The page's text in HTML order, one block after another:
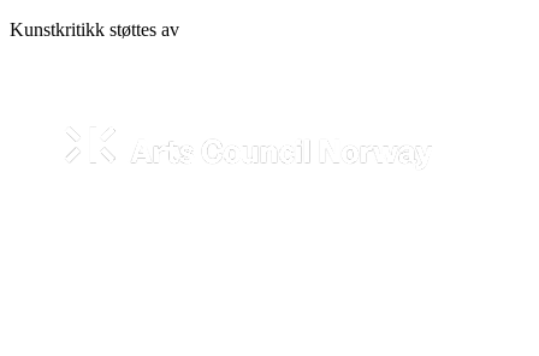
Kunstkritikk støttes av